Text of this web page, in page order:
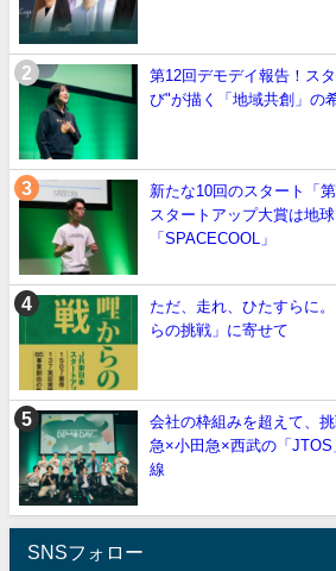
第12回デモデイ報告！ス
び"が描く「地域共創」の
新たな10回のスタート「
スタートアップ大賞は地
「SPACECOOL」
ただ、走れ、ひたすらに
らの挑戦」に寄せて
会社の枠組みを超えて、
急×小田急×西武の「
線
SNSフォロー